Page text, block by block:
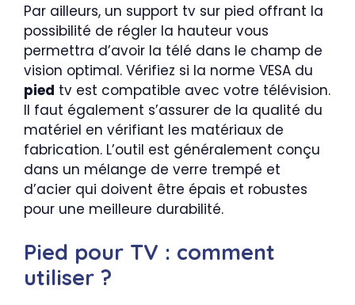
Par ailleurs, un support tv sur pied offrant la
possibilité de régler la hauteur vous
permettra d’avoir la télé dans le champ de
vision optimal. Vérifiez si la norme VESA du
pied tv est compatible avec votre télévision.
Il faut également s’assurer de la qualité du
matériel en vérifiant les matériaux de
fabrication. L’outil est généralement conçu
dans un mélange de verre trempé et
d’acier qui doivent être épais et robustes
pour une meilleure durabilité.
Pied pour TV : comment
utiliser ?